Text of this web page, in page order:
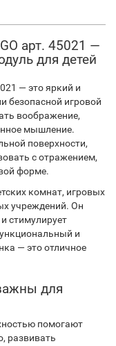
арт. 45021 —
для детей
— это яркий и
безопасной игровой
воображение,
мышление.
поверхности,
с отражением,
форме.
комнат, игровых
учреждений. Он
стимулирует
и
— это отличное
для
помогают
развивать